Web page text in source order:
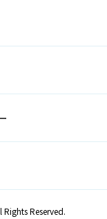
Reserved.